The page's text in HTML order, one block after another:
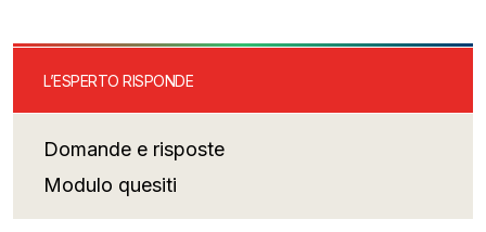
L’ESPERTO RISPONDE
Domande e risposte
Modulo quesiti